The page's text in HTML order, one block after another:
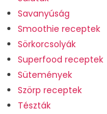
Savanyúság
Smoothie receptek
Sörkorcsolyák
Superfood receptek
Sütemények
Szörp receptek
Tészták